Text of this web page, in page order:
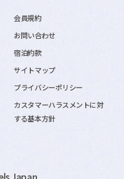
会員規約
お問い合わせ
宿泊約款
サイトマップ
プライバシーポリシー
カスタマーハラスメントに対
する基本方針